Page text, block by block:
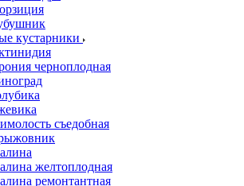
кустарники
черноплодная
съедобная
желтоплодная
ремонтантная